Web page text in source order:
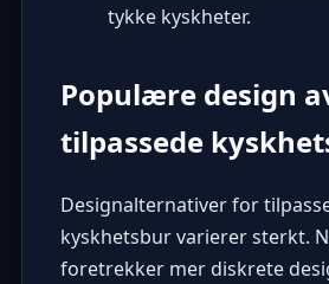
tykke kyskheter.
Populære design
tilpassede
Designalternativer for
kyskhetsbur varierer sterkt.
foretrekker mer diskrete